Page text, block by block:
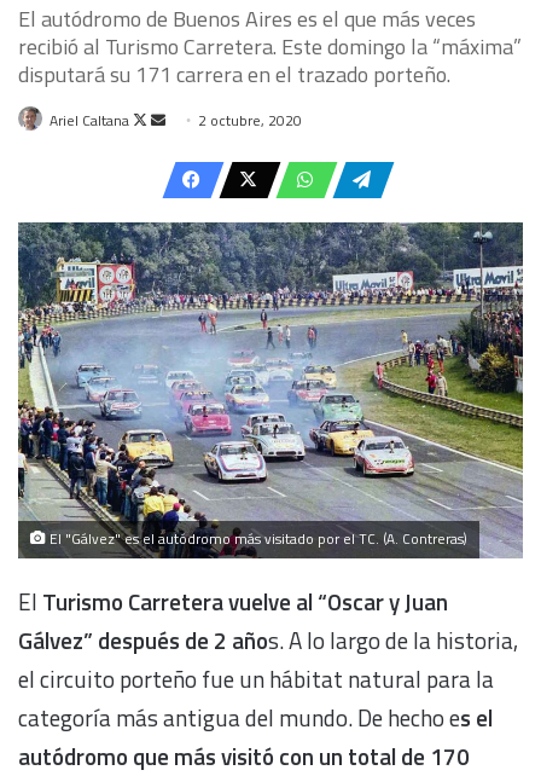
El autódromo de Buenos Aires es el que más veces
recibió al Turismo Carretera. Este domingo la “máxima”
disputará su 171 carrera en el trazado porteño.
Ariel Caltana
Follow
Send
email
2 octubre, 2020
El "Gálvez" es el autódromo más visitado por el TC. (A. Contreras)
El Turismo Carreteravuelve al “Oscar y Juan
Gálvez” después de 2 años. A lo largo de la historia,
el circuito porteño fue un hábitat natural para la
categoría más antigua del mundo. De hecho es el
autódromo que más visitó con un total de 170